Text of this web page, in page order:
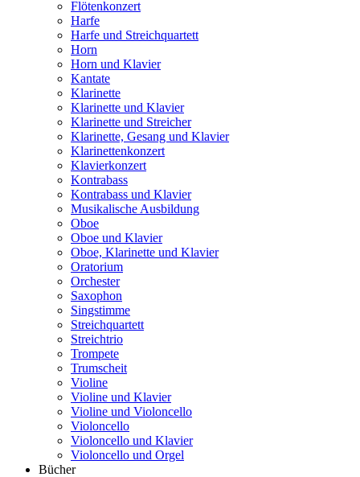
Flötenkonzert
Harfe
Harfe und Streichquartett
Horn
Horn und Klavier
Kantate
Klarinette
Klarinette und Klavier
Klarinette und Streicher
Klarinette, Gesang und Klavier
Klarinettenkonzert
Klavierkonzert
Kontrabass
Kontrabass und Klavier
Musikalische Ausbildung
Oboe
Oboe und Klavier
Oboe, Klarinette und Klavier
Oratorium
Orchester
Saxophon
Singstimme
Streichquartett
Streichtrio
Trompete
Trumscheit
Violine
Violine und Klavier
Violine und Violoncello
Violoncello
Violoncello und Klavier
Violoncello und Orgel
Bücher